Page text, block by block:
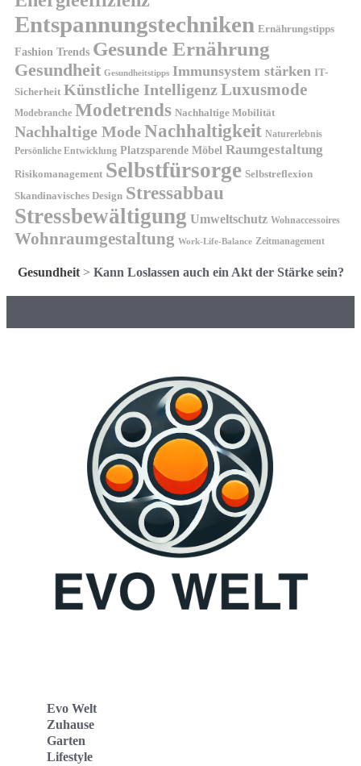
Entspannungstechniken Ernährungstipps
Fashion Trends Gesunde Ernährung
Gesundheit Gesundheitstipps Immunsystem stärken IT-
Sicherheit Künstliche IntelligenzLuxusmode
Modebranche Modetrends Nachhaltige Mobilität
Nachhaltige ModeNachhaltigkeit Naturerlebnis
Persönliche Entwicklung Platzsparende Möbel Raumgestaltung
Risikomanagement Selbstfürsorge Selbstreflexion
Skandinavisches Design Stressabbau
Stressbewältigung Umweltschutz Wohnaccessoires
Wohnraumgestaltung Work-Life-Balance Zeitmanagement
Gesundheit> Kann Loslassen auch ein Akt der Stärke sein?
Evo Welt
Zuhause
Garten
Lifestyle